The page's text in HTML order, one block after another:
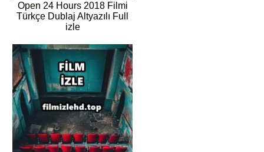
Open 24 Hours 2018 Filmi
Türkçe Dublaj Altyazılı Full
izle